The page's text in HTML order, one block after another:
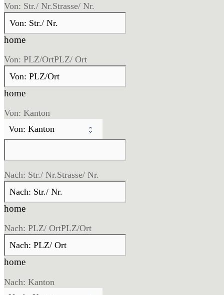
Von: Str./ Nr.Strasse/ Nr.
home
Von: PLZ/OrtPLZ/ Ort
home
Von: Kanton
Nach: Str./ Nr.Strasse/ Nr.
home
Nach: PLZ/ OrtPLZ/Ort
home
Nach: Kanton